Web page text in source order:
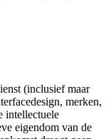
(inclusief maar
merken,
intellectuele
eigendom van de